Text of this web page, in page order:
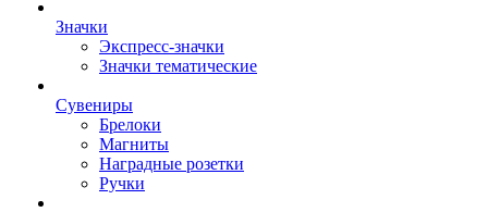
Значки
Экспресс-значки
Значки тематические
Сувениры
Брелоки
Магниты
Наградные розетки
Ручки